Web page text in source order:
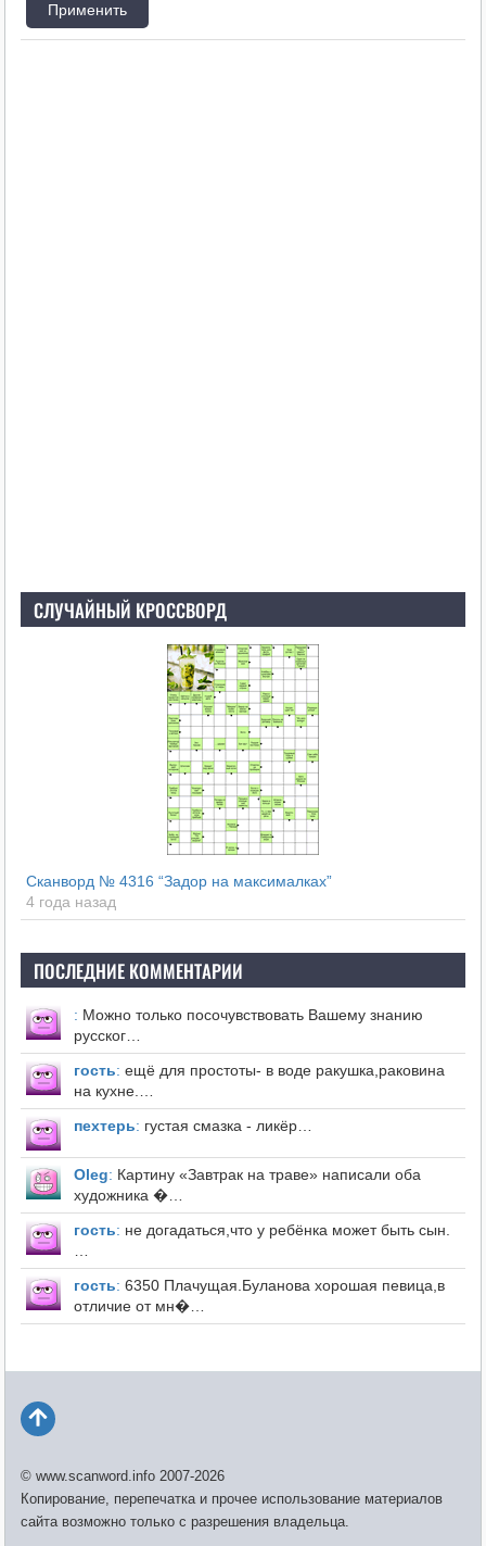
СЛУЧАЙНЫЙ КРОССВОРД
Сканворд № 4316 “Задор на максималках”
4 года назад
ПОСЛЕДНИЕ КОММЕНТАРИИ
: Можно только посочувствовать Вашему знанию
русског…
гость: ещё для простоты- в воде ракушка,раковина
на кухне.…
пехтерь: густая смазка - ликёр…
Оleg: Картину «Завтрак на траве» написали оба
художника �…
гость: не догадаться,что у ребёнка может быть сын.
…
гость: 6350 Плачущая.Буланова хорошая певица,в
отличие от мн�…
© www.scanword.info 2007-2026
Копирование, перепечатка и прочее использование материалов
сайта возможно только с разрешения владельца.